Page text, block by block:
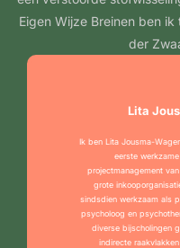
Lita
Ik ben Lita Jousma-
eerste
projectmanagement
grote
sindsdien werkzaam als
psycholoog en
diverse bijscholingen
indirecte
Eigen Wijze Breinen ben
der